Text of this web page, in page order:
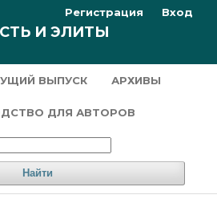
И ЭЛИТЫ
ВЫПУСК АРХИВЫ
ДЛЯ АВТОРОВ
Найти
Регистрация Вход